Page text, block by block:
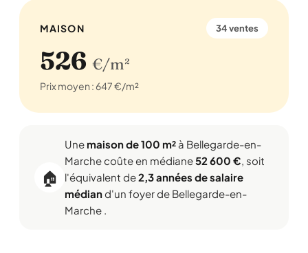
MAISON 34 ventes
526 €/m²
Prix moyen : 647 €/m²
🏠
Une maison de 100 m² à Bellegarde-en-
Marche coûte en médiane52 600 €, soit
l'équivalent de2,3 années de salaire
médiand'un foyer de Bellegarde-en-
Marche .